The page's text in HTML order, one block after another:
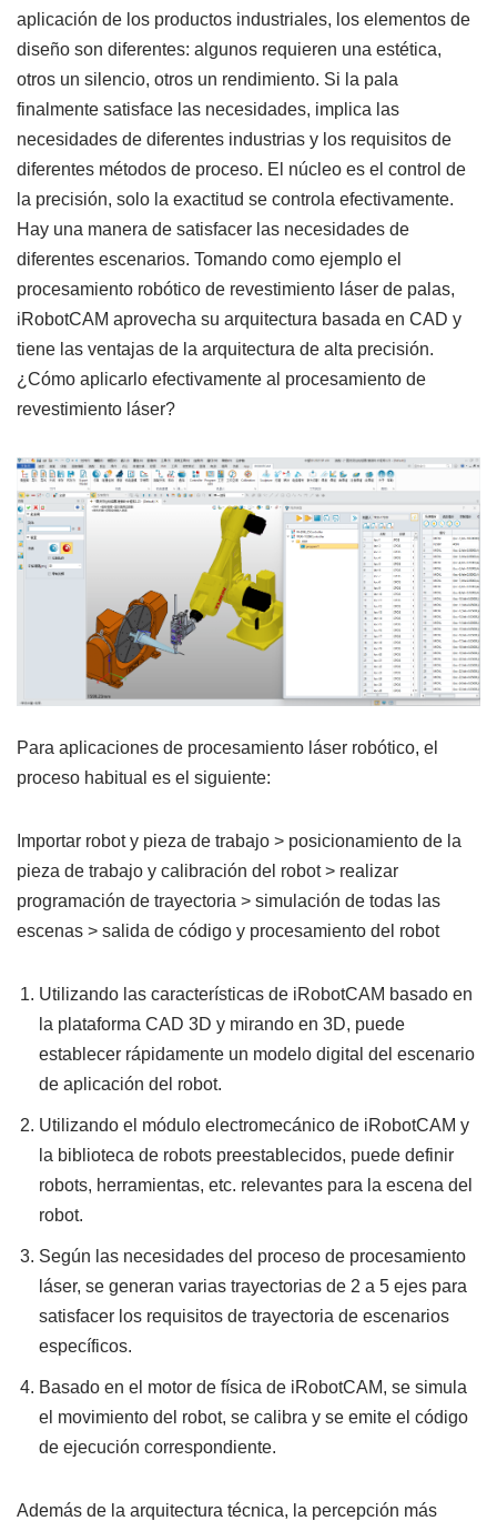
aplicación de los productos industriales, los elementos de
diseño son diferentes: algunos requieren una estética,
otros un silencio, otros un rendimiento. Si la pala
finalmente satisface las necesidades, implica las
necesidades de diferentes industrias y los requisitos de
diferentes métodos de proceso. El núcleo es el control de
la precisión, solo la exactitud se controla efectivamente.
Hay una manera de satisfacer las necesidades de
diferentes escenarios. Tomando como ejemplo el
procesamiento robótico de revestimiento láser de palas,
iRobotCAM aprovecha su arquitectura basada en CAD y
tiene las ventajas de la arquitectura de alta precisión.
¿Cómo aplicarlo efectivamente al procesamiento de
revestimiento láser?
Para aplicaciones de procesamiento láser robótico, el
proceso habitual es el siguiente:
Importar robot y pieza de trabajo > posicionamiento de la
pieza de trabajo y calibración del robot > realizar
programación de trayectoria > simulación de todas las
escenas > salida de código y procesamiento del robot
Utilizando las características de iRobotCAM basado en
la plataforma CAD 3D y mirando en 3D, puede
establecer rápidamente un modelo digital del escenario
de aplicación del robot.
Utilizando el módulo electromecánico de iRobotCAM y
la biblioteca de robots preestablecidos, puede definir
robots, herramientas, etc. relevantes para la escena del
robot.
Según las necesidades del proceso de procesamiento
láser, se generan varias trayectorias de 2 a 5 ejes para
satisfacer los requisitos de trayectoria de escenarios
específicos.
Basado en el motor de física de iRobotCAM, se simula
el movimiento del robot, se calibra y se emite el código
de ejecución correspondiente.
Además de la arquitectura técnica, la percepción más